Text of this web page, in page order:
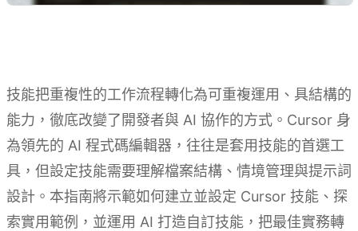
技能把重複性的工作流程轉化為可重複運用、具結構的
能力，徹底改變了開發者與 AI 協作的方式。Cursor 身
為領先的 AI 程式碼編輯器，往往是套用技能的首選工
具，但設定技能需要理解檔案結構、情境管理與提示詞
設計。本指南將示範如何建立並設定 Cursor 技能、探
索實用範例，並運用 AI 打造自訂技能，把最佳實務轉